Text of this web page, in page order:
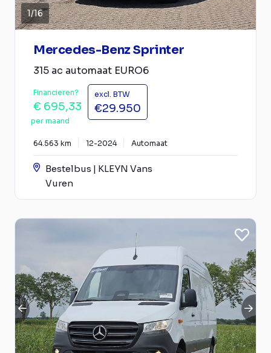
1/16
Mercedes-Benz Sprinter
315 ac automaat EURO6
Financieren?
€ 695,33
per maand
excl. BTW
€29.950
64.563 km 12-2024 Automaat
Bestelbus | KLEYN Vans
Vuren